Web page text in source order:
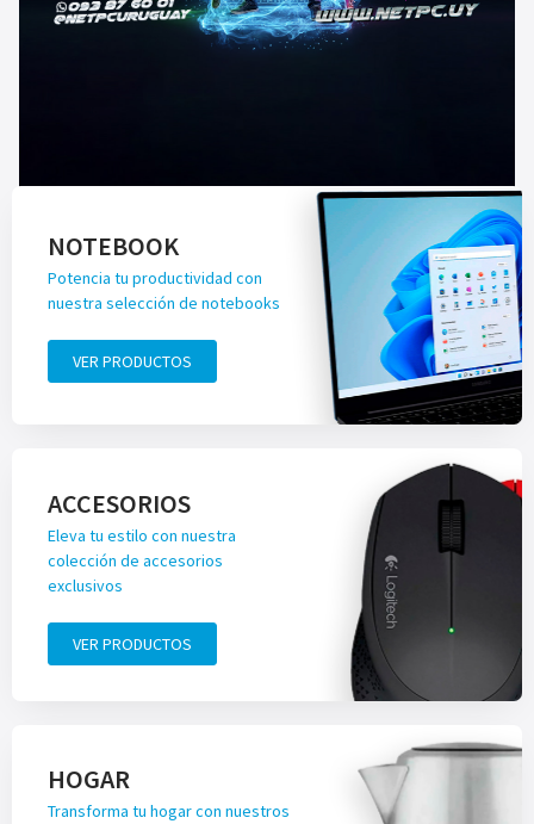
NOTEBOOK
Potencia tu productividad con
nuestra selección de notebooks
VER PRODUCTOS
ACCESORIOS
Eleva tu estilo con nuestra
colección de accesorios
exclusivos
VER PRODUCTOS
HOGAR
Transforma tu hogar con nuestros